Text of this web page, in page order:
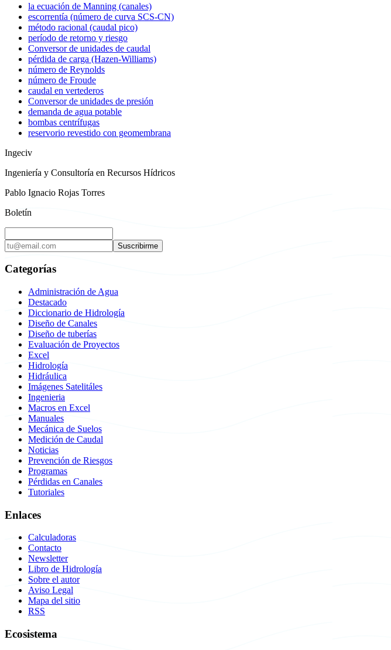
la ecuación de Manning (canales)
escorrentía (número de curva SCS-CN)
método racional (caudal pico)
período de retorno y riesgo
Conversor de unidades de caudal
pérdida de carga (Hazen-Williams)
número de Reynolds
número de Froude
caudal en vertederos
Conversor de unidades de presión
demanda de agua potable
bombas centrífugas
reservorio revestido con geomembrana
Ingeciv
Ingeniería y Consultoría en Recursos Hídricos
Pablo Ignacio Rojas Torres
Boletín
Suscribirme
Categorías
Administración de Agua
Destacado
Diccionario de Hidrología
Diseño de Canales
Diseño de tuberías
Evaluación de Proyectos
Excel
Hidrología
Hidráulica
Imágenes Satelitáles
Ingenieria
Macros en Excel
Manuales
Mecánica de Suelos
Medición de Caudal
Noticias
Prevención de Riesgos
Programas
Pérdidas en Canales
Tutoriales
Enlaces
Calculadoras
Contacto
Newsletter
Libro de Hidrología
Sobre el autor
Aviso Legal
Mapa del sitio
RSS
Ecosistema